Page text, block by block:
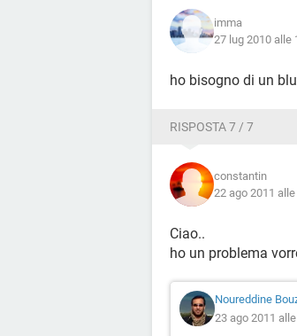
imma
27 lug 2010 alle
ho bisogno di un
RISPOSTA 7 / 7
constantin
22 ago 2011
Ciao..
ho un problema
Noureddine
23 ago 2011